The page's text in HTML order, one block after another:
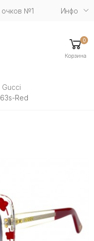
очков №1 Инфо
0
Корзина
Gucci
Red